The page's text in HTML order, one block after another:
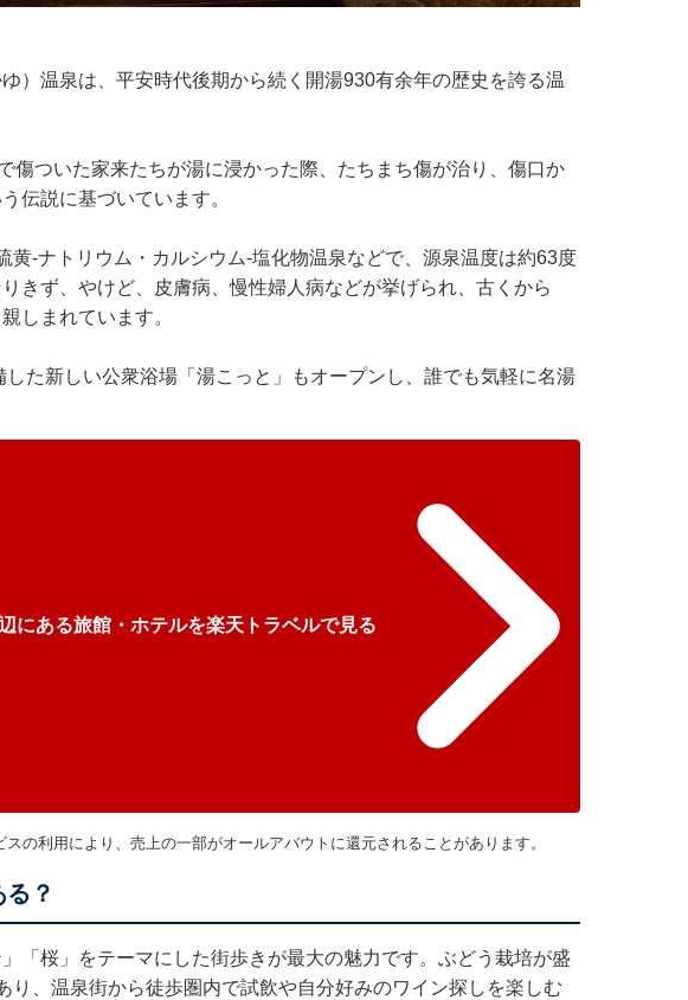
）温泉は、平安時代後期から続く開湯930有余年の歴史を誇る温
傷ついた家来たちが湯に浸かった際、たちまち傷が治り、傷口か
伝説に基づいています。
黄-ナトリウム・カルシウム-塩化物温泉などで、源泉温度は約63度
きず、やけど、皮膚病、慢性婦人病などが挙げられ、古くから
しまれています。
た新しい公衆浴場「湯こっと」もオープンし、誰でも気軽に名湯
にある旅館・ホテルを楽天トラベルで見る
の利用により、売上の一部がオールアバウトに還元されることがあります。
？
「桜」をテーマにした街歩きが最大の魅力です。ぶどう栽培が盛
り、温泉街から徒歩圏内で試飲や自分好みのワイン探しを楽しむ